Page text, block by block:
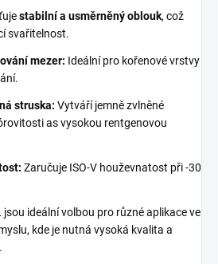
stabilní a usměrněný oblouk, což
svařitelnost.
mezer: Ideální pro kořenové vrstvy
struska: Vytváří jemně zvlněné
as vysokou rentgenovou
Zaručuje ISO-V houževnatost při -30
jsou ideální volbou pro různé aplikace ve
kde je nutná vysoká kvalita a